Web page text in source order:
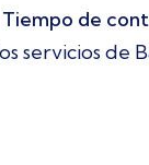
Tiempo de
servicios de